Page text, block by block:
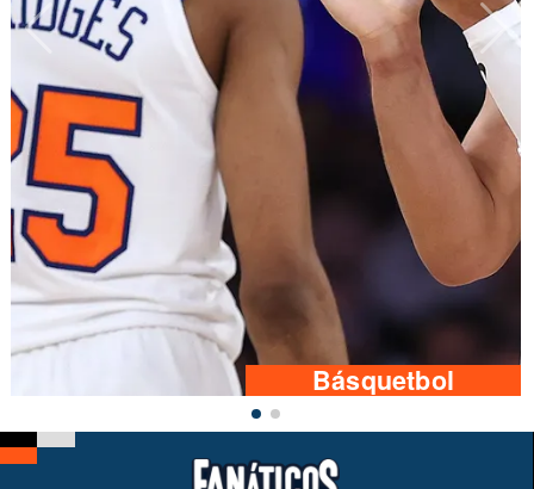
Básquetbol